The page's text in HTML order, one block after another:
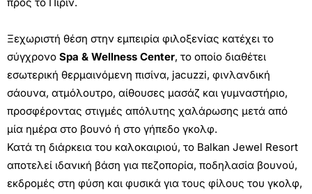
Ξεχωριστή θέση στην εμπειρία φιλοξενίας κατέχει το
σύγχρονο Spa & Wellness Center, το οποίο διαθέτει
εσωτερική θερμαινόμενη πισίνα, jacuzzi, φινλανδική
σάουνα, ατμόλουτρο, αίθουσες μασάζ και γυμναστήριο,
προσφέροντας στιγμές απόλυτης χαλάρωσης μετά από
μία ημέρα στο βουνό ή στο γήπεδο γκολφ.
Κατά τη διάρκεια του καλοκαιριού, το Balkan Jewel Resort
αποτελεί ιδανική βάση για πεζοπορία, ποδηλασία βουνού,
εκδρομές στη φύση και φυσικά για τους φίλους του γκολφ,